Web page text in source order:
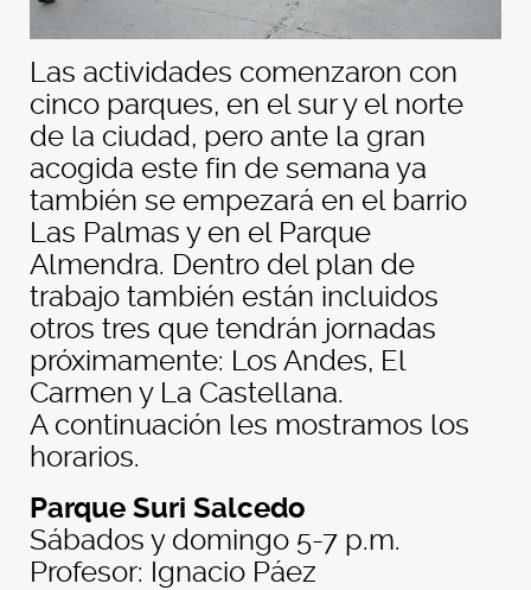
Las actividades comenzaron con
cinco parques, en el sur y el norte
de la ciudad, pero ante la gran
acogida este fin de semana ya
también se empezará en el barrio
Las Palmas y en el Parque
Almendra. Dentro del plan de
trabajo también están incluidos
otros tres que tendrán jornadas
próximamente: Los Andes, El
Carmen y La Castellana.
A continuación les mostramos los
horarios.
Parque Suri Salcedo
Sábados y domingo 5-7 p.m.
Profesor: Ignacio Páez